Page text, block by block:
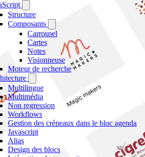
Structure
Composants
Carrousel
Cartes
Notes
Visionneuse
Moteur de recherche
Multilingue
Multimédia
Non regression
Workflows
Gestion des créneaux dans le bloc agenda
Javascript
Alias
Design des blocs